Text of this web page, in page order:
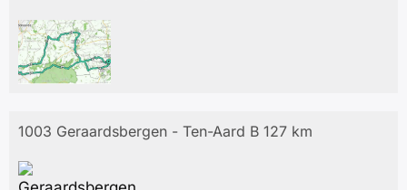
1003 Geraardsbergen - Ten-Aard B 127 km